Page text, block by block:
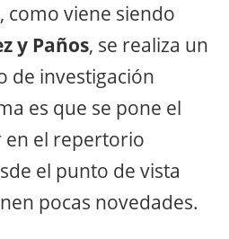
como viene siendo
y Paños, se realiza un
de investigación
es que se pone el
en el repertorio
el punto de vista
pocas novedades.